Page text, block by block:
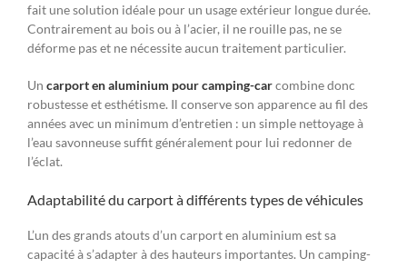
fait une solution idéale pour un usage extérieur longue durée.
Contrairement au bois ou à l’acier, il ne rouille pas, ne se
déforme pas et ne nécessite aucun traitement particulier.
Un carport en aluminium pour camping-carcombine donc
robustesse et esthétisme. Il conserve son apparence au fil des
années avec un minimum d’entretien : un simple nettoyage à
l’eau savonneuse suffit généralement pour lui redonner de
l’éclat.
Adaptabilité du carport à différents types de véhicules
L’un des grands atouts d’un carport en aluminium est sa
capacité à s’adapter à des hauteurs importantes. Un camping-